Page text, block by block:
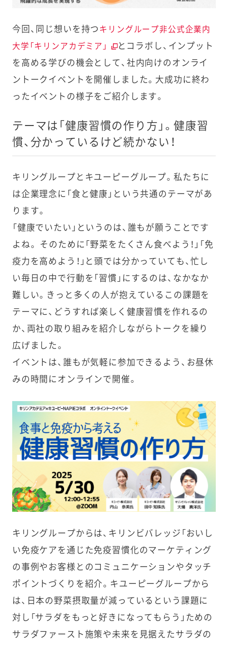
今回、同じ想いを持つ キリングループ非公式企業内
大学「キリンアカデミア」
とコラボし、インプット
を高める学びの機会として、社内向けのオンライ
ントークイベントを開催しました。大成功に終わ
ったイベントの様子をご紹介します。
テーマは「健康習慣の作り方」。健康習
慣、分かっているけど続かない！
キリングループとキユーピーグループ。私たちに
は企業理念に「食と健康」という共通のテーマがあ
ります。
「健康でいたい」というのは、誰もが願うことです
よね。 そのために「野菜をたくさん食べよう！」「免
疫力を高めよう！」と頭では分かっていても、忙し
い毎日の中で行動を「習慣」にするのは、なかなか
難しい。きっと多くの人が抱えているこの課題を
テーマに、どうすれば楽しく健康習慣を作れるの
か、両社の取り組みを紹介しながらトークを繰り
広げました。
イベントは、誰もが気軽に参加できるよう、お昼休
みの時間にオンラインで開催。
キリングループからは、キリンビバレッジ「おいし
い免疫ケアを通じた免疫習慣化のマーケティング
の事例やお客様とのコミュニケーションやタッチ
ポイントづくりを紹介。キユーピーグループから
は、日本の野菜摂取量が減っているという課題に
対し「サラダをもっと好きになってもらう」ための
サラダファースト施策や未来を見据えたサラダの